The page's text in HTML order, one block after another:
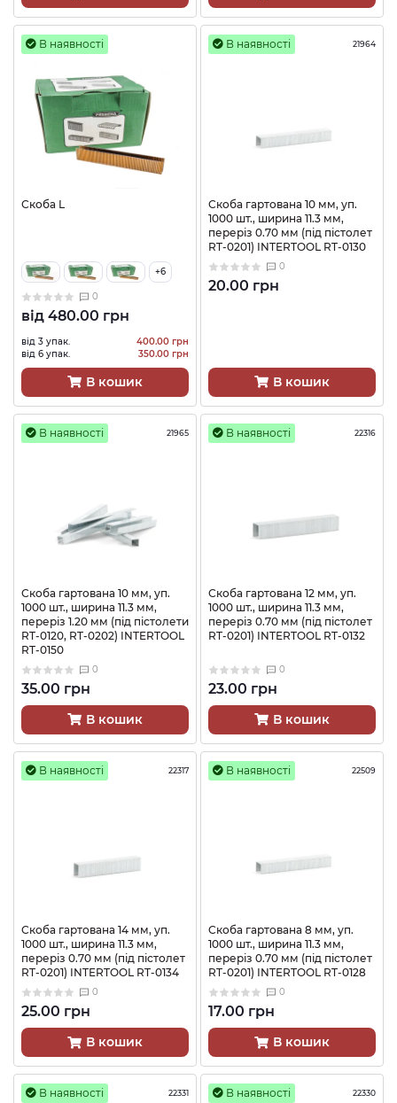
В наявності
Скоба L
+6
0
від 480.00 грн
від 3 упак.
400.00 грн
від 6 упак.
350.00 грн
В кошик
В наявності 21964
Скоба гартована 10 мм, уп.
1000 шт., ширина 11.3 мм,
переріз 0.70 мм (під пістолет
RT-0201) INTERTOOL RT-0130
0
20.00 грн
В кошик
В наявності 21965
Скоба гартована 10 мм, уп.
1000 шт., ширина 11.3 мм,
переріз 1.20 мм (під пістолети
RT-0120, RT-0202) INTERTOOL
RT-0150
0
35.00 грн
В кошик
В наявності 22316
Скоба гартована 12 мм, уп.
1000 шт., ширина 11.3 мм,
переріз 0.70 мм (під пістолет
RT-0201) INTERTOOL RT-0132
0
23.00 грн
В кошик
В наявності 22317
Скоба гартована 14 мм, уп.
1000 шт., ширина 11.3 мм,
переріз 0.70 мм (під пістолет
RT-0201) INTERTOOL RT-0134
0
25.00 грн
В кошик
В наявності 22509
Скоба гартована 8 мм, уп.
1000 шт., ширина 11.3 мм,
переріз 0.70 мм (під пістолет
RT-0201) INTERTOOL RT-0128
0
17.00 грн
В кошик
В наявності 22331 В наявності 22330